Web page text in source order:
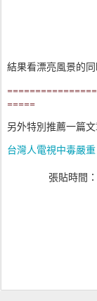
結果看漂亮風景的
=====
另外特別推薦一篇
台灣人電視中毒嚴
張貼時間：